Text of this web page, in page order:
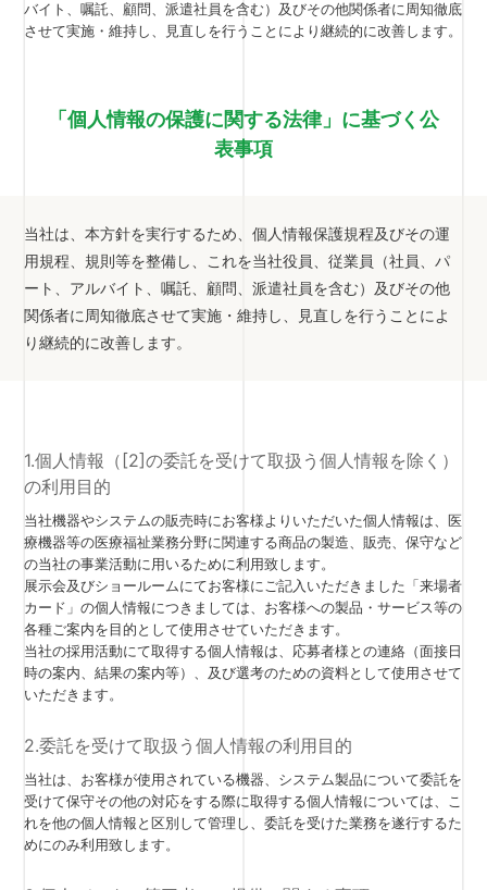
バイト、嘱託、顧問、派遣社員を含む）及びその他関係者に周知徹底
させて実施・維持し、見直しを行うことにより継続的に改善します。
「個人情報の保護に関する法律」に基づく公
表事項
当社は、本方針を実行するため、個人情報保護規程及びその運
用規程、規則等を整備し、これを当社役員、従業員（社員、パ
ート、アルバイト、嘱託、顧問、派遣社員を含む）及びその他
関係者に周知徹底させて実施・維持し、見直しを行うことによ
り継続的に改善します。
1.個人情報（[2]の委託を受けて取扱う個人情報を除く）
の利用目的
当社機器やシステムの販売時にお客様よりいただいた個人情報は、医
療機器等の医療福祉業務分野に関連する商品の製造、販売、保守など
の当社の事業活動に用いるために利用致します。
展示会及びショールームにてお客様にご記入いただきました「来場者
カード」の個人情報につきましては、お客様への製品・サービス等の
各種ご案内を目的として使用させていただきます。
当社の採用活動にて取得する個人情報は、応募者様との連絡（面接日
時の案内、結果の案内等）、及び選考のための資料として使用させて
いただきます。
2.委託を受けて取扱う個人情報の利用目的
当社は、お客様が使用されている機器、システム製品について委託を
受けて保守その他の対応をする際に取得する個人情報については、こ
れを他の個人情報と区別して管理し、委託を受けた業務を遂行するた
めにのみ利用致します。